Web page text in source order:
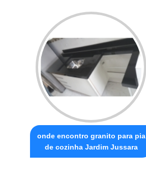
onde encontro granito para pia
de cozinha Jardim Jussara